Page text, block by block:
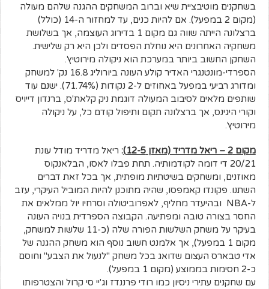
בשחקנים מוטיבציית שיא וברוב המשחקים ההגנה שלהם מעולה
(מקום 2 במפעל). אם להיות כנים, עד למחזור ה-14 (כולל)
ברצלונה הייתה שווה גם מקום 1 בדירוג העוצמה, אך בשלושת
משחקיה האחרונים היא נוחלת הפסדים ולכן היא רק שלישית.
השחקן החשוב ביותר במערכת הוא ניקולה מירוטיץ'.
הספרדי-מונטנגרי האדיר קולע העונה ביורוליג 16.8 נק' למשחק
ומדורג רביעי במפעל באחוזים ל-2 נקודות (71.74%). ישנם עוד
שותפים מלאים לסיבוב המעולה דוגמת ניק קלאת'ס, ברנדון דייויס
וקורי היגינס, אך ברצלונה תקום ותיפול קודם כל, על ניקולה
מירוטיץ'.
מקום 2 – ריאל מדריד (מאזן 12-5) : ריאל מדריד מודל עונת
20/21 די דומה לקודמותיה. תחת פבלו לאסו, הבלאנקוס
מאוזנים, ומשחקים בשיטתיות מופתית, אך בכל זאת דברים
השתנו. פקונדו קאמפסו, שהיה מתוכנן להיות המוביל העיקרי, עזב
ל-NBA ובהיעדר מחליף, לאפרוביטולה וסרחיו יול ממלאים את
החסר בצורה טובה ומפתיעה. הקבוצה הספרדית בנויה העונה
בעיקר על משחק השלשות הפורה שלה (כ-11 שלשות למשחק,
מקום 1 במפעל), אך אלמנט חשוב נוסף הוא משחק ההגנה של
אדי טבארס העצום שדואג בכל משחק "לנעול את הצבע" וחוסם
כ-2 חסימות בממוצע (מקום 1 במפעל).
עם שחקנים עתירי ניסיון כמו רודי פרננדז וג'יי סי קרול והצטרפותו